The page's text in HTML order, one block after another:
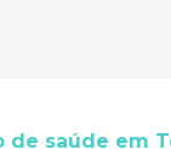
de saúde em